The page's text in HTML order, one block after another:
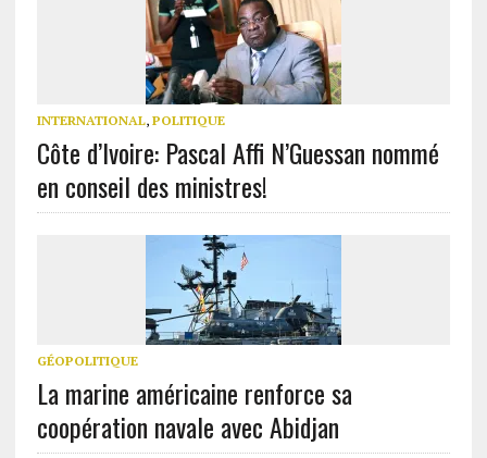
INTERNATIONAL, POLITIQUE
Côte d’Ivoire: Pascal Affi N’Guessan nommé
en conseil des ministres!
GÉOPOLITIQUE
La marine américaine renforce sa
coopération navale avec Abidjan